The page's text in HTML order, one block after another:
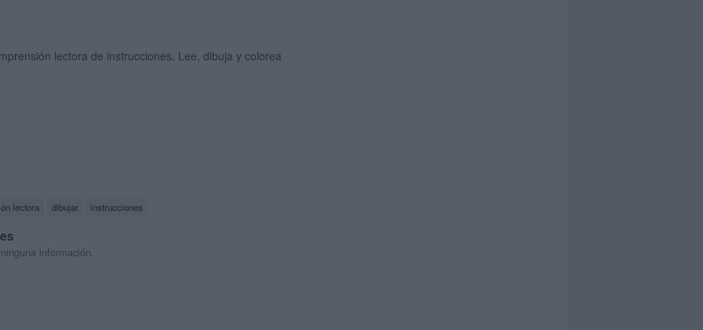
lectora de instrucciones. Lee, dibuja y colorea
lectora dibujar instrucciones
información.